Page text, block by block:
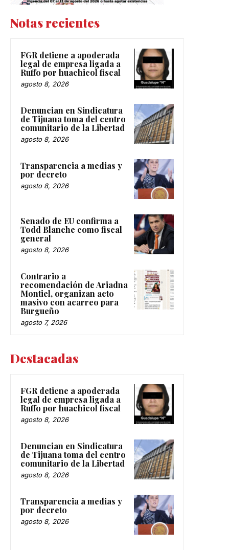
Notas recientes
FGR detiene a apoderada
legal de empresa ligada a
Ruffo por huachicol fiscal
agosto 8, 2026
Denuncian en Sindicatura
de Tijuana toma del centro
comunitario de la Libertad
agosto 8, 2026
Transparencia a medias y
por decreto
agosto 8, 2026
Senado de EU confirma a
Todd Blanche como fiscal
general
agosto 8, 2026
Contrario a
recomendación de Ariadna
Montiel, organizan acto
masivo con acarreo para
Burgueño
agosto 7, 2026
Destacadas
FGR detiene a apoderada
legal de empresa ligada a
Ruffo por huachicol fiscal
agosto 8, 2026
Denuncian en Sindicatura
de Tijuana toma del centro
comunitario de la Libertad
agosto 8, 2026
Transparencia a medias y
por decreto
agosto 8, 2026